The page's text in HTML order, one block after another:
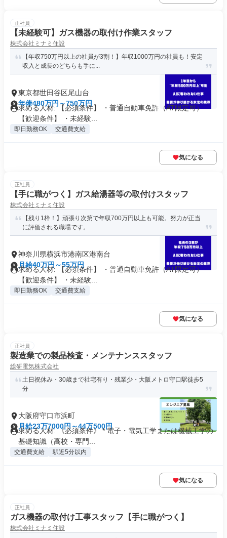
正社員
【未経験可】ガス機器の取付け作業スタッフ
株式会社ミナミ住設
【年収750万円以上の社員が3割！】年収1000万円の社員も！安定
収入と成長のどちらも手に...
東京都世田谷区尾山台
年俸480万円～750万円
求める人材: 【必須条件】 ・普通自動車免許（AT限定可）
【歓迎条件】 ・未経験...
即日勤務OK 交通費支給
気になる
正社員
【手に職がつく】ガス給湯器等の取付けスタッフ
株式会社ミナミ住設
【残り1枠！】頑張り次第で年収700万円以上も可能。努力が正当
に評価される職場です。
神奈川県横浜市港南区港南台
月給40万円～55万円
求める人材: 【必須条件】 ・普通自動車免許（AT限定可）
【歓迎条件】 ・未経験...
即日勤務OK 交通費支給
気になる
正社員
製造業での製品検査・メンテナンススタッフ
総研電気株式会社
土日祝休み・30歳まで社宅有り・残業少・大阪メトロ守口駅徒歩5
分
大阪府守口市浜町
月給23万7000円～44万500円
求める人材: 《必須条件》 * 電子・電気工学または機械工学の
基礎知識（高校・専門...
交通費支給 駅近5分以内
気になる
正社員
ガス機器の取付け工事スタッフ【手に職がつく】
株式会社ミナミ住設